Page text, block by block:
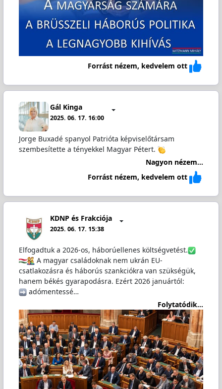
Forrást nézem, kedvelem ott
Gál Kinga
2025. 06. 17. 16:00
Jorge Buxadé spanyol Patrióta képviselőtársam
szembesítette a tényekkel Magyar Pétert.
Nagyon nézem...
Forrást nézem, kedvelem ott
KDNP és Frakciója
2025. 06. 17. 15:38
Elfogadtuk a 2026-os, háborúellenes költségvetést.
A magyar családoknak nem ukrán EU-
csatlakozásra és háborús szankciókra van szükségük,
hanem békés gyarapodásra. Ezért 2026 januártól:
️ adómentessé…
Folytatódik...